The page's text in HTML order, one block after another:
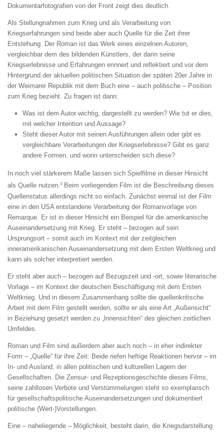
Dokumentarfotografien von der Front zeigt dies deutlich.
Als Stellungnahmen zum Krieg und als Verarbeitung von
Kriegserfahrungen sind beide aber auch Quelle für die Zeit ihrer
Entstehung. Der Roman ist das Werk eines einzelnen Autoren,
vergleichbar dem des bildenden Künstlers, der darin seine
Kriegserlebnisse und Erfahrungen erinnert und reflektiert und vor dem
Hintergrund der aktuellen politischen Situation der späten 20er Jahre in
der Weimarer Republik mit dem Buch eine – auch politische – Position
zum Krieg bezieht. Zu fragen ist dann:
Was ist dem Autor wichtig, dargestellt zu werden? Wie tut er dies,
mit welcher Intention und Aussage?
Steht dieser Autor mit seinen Ausführungen allein oder gibt es
vergleichbare Verarbeitungen der Kriegserlebnisse? Gibt es ganz
andere Formen, und worin unterscheiden sich diese?
In noch viel stärkerem Maße lassen sich Spielfilme in dieser Hinsicht
als Quelle nutzen.3
Beim vorliegenden Film ist die Beschreibung dieses
Quellenstatus allerdings nicht so einfach. Zunächst einmal ist der Film
eine in den USA entstandene Verarbeitung der Romanvorlage von
Remarque. Er ist in dieser Hinsicht ein Beispiel für die amerikanische
Auseinandersetzung mit Krieg. Er steht – bezogen auf sein
Ursprungsort – somit auch im Kontext mit der zeitgleichen
inneramerikanischen Auseinandersetzung mit dem Ersten Weltkrieg und
kann als solcher interpretiert werden.
Er steht aber auch – bezogen auf Bezugszeit und -ort, sowie literarische
Vorlage – im Kontext der deutschen Beschäftigung mit dem Ersten
Weltkrieg. Und in diesem Zusammenhang sollte die quellenkritische
Arbeit mit dem Film gestellt werden, sollte er als eine Art „Außensicht“
in Beziehung gesetzt werden zu „lnnensichten“ des gleichen zeitlichen
Umfeldes.
Roman und Film sind außerdem aber auch noch – in eher indirekter
Form – „Quelle“ für ihre Zeit: Beide riefen heftige Reaktionen hervor – im
In- und Ausland, in allen politischen und kulturellen Lagern der
Gesellschaften. Die Zensur- und Rezeptionsgeschichte dieses Films,
seine zahllosen Verbote und Verstümmelungen steht so exemplarisch
für gesellschaftspolitische Auseinandersetzungen und dokumentiert
politische (Wert-)Vorstellungen.
Eine – naheliegende – Möglichkeit, besteht darin, die Kriegsdarstellung